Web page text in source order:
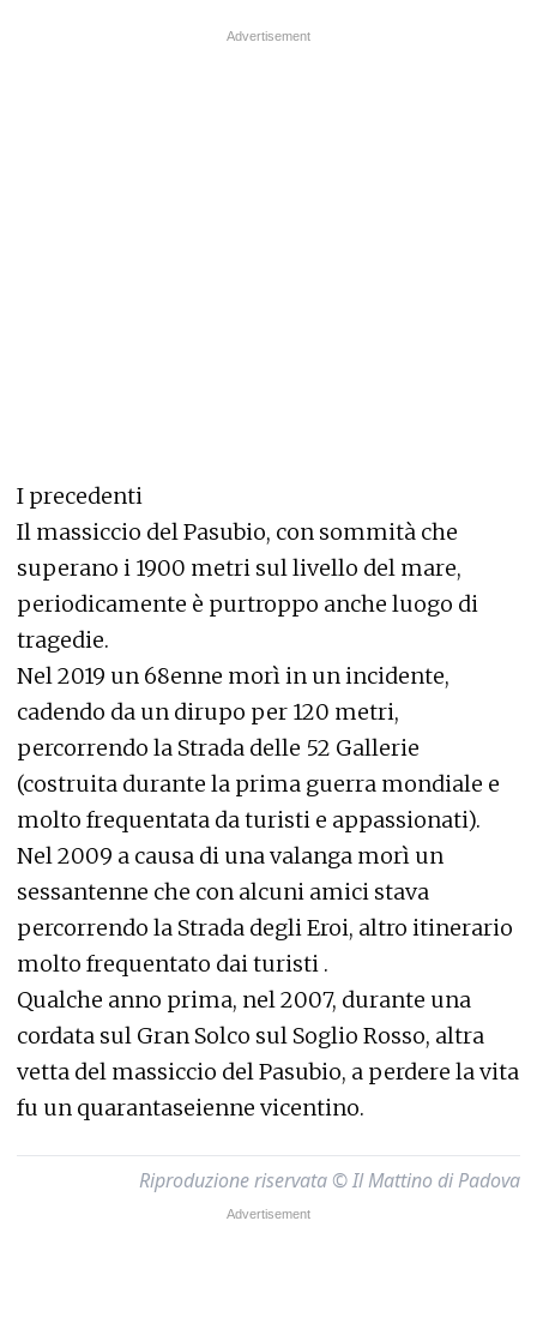
I precedenti
Il massiccio del Pasubio, con sommità che
superano i 1900 metri sul livello del mare,
periodicamente è purtroppo anche luogo di
tragedie.
Nel 2019 un 68enne morì in un incidente,
cadendo da un dirupo per 120 metri,
percorrendo la Strada delle 52 Gallerie
(costruita durante la prima guerra mondiale e
molto frequentata da turisti e appassionati).
Nel 2009 a causa di una valanga morì un
sessantenne che con alcuni amici stava
percorrendo la Strada degli Eroi, altro itinerario
molto frequentato dai turisti .
Qualche anno prima, nel 2007, durante una
cordata sul Gran Solco sul Soglio Rosso, altra
vetta del massiccio del Pasubio, a perdere la vita
fu un quarantaseienne vicentino.
Riproduzione riservata © Il Mattino di Padova